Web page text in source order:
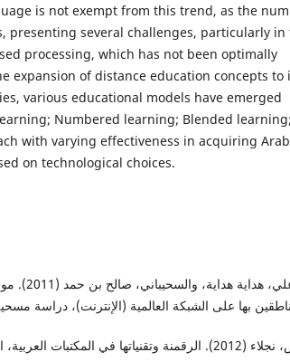
is not exempt from this trend, as the
presenting several challenges, particularly in
processing, which has not been optimally
expansion of distance education concepts to
various educational models have emerged
Numbered learning; Blended
with varying effectiveness in acquiring
on technological choices.
الشيخ علي،
أحمد يس، نجلاء (2012). الرقمنة وتقنياتها في المكتبات